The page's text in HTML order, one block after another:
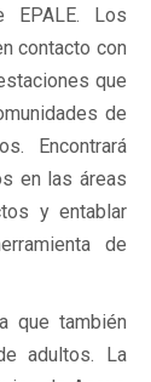
EPALE. Los
contacto con
que
de
Encontrará
en las áreas
y entablar
de
que también
adultos. La